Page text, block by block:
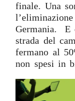
finale. Una
Germania. E
strada del
fermano al
non spesi in